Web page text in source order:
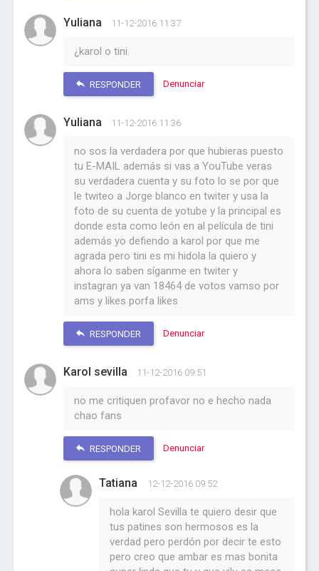
Yuliana 11-12-2016 11:37
¿karol o tini.
RESPONDER Denunciar
Yuliana 11-12-2016 11:36
no sos la verdadera por que hubieras puesto
tu E-MAIL además si vas a YouTube veras
su verdadera cuenta y su foto lo se por que
le twiteo a Jorge blanco en twiter y usa la
foto de su cuenta de yotube y la principal es
donde esta como león en al película de tini
además yo defiendo a karol por que me
agrada pero tini es mi hidola la quiero y
ahora lo saben síganme en twiter y
instagran ya van 18464 de votos vamso por
ams y likes porfa likes
RESPONDER Denunciar
Karol sevilla 11-12-2016 09:51
no me critiquen profavor no e hecho nada
chao fans
RESPONDER Denunciar
Tatiana 12-12-2016 09:52
hola karol Sevilla te quiero desir que
tus patines son hermosos es la
verdad pero perdón por decir te esto
pero creo que ambar es mas bonita